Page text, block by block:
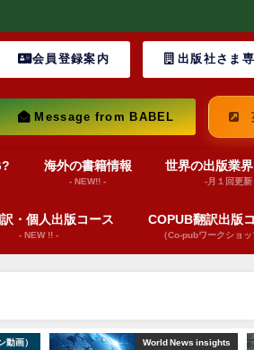
会員登録案内 出版社さま
Message from BABEL
海外の書籍情報
- NEW!! -
世界の出版業
-月１回更新
・個人出版コース
- NEW !! -
COPUB翻訳出版
（Co-pubワークショッ
動画） World News insights